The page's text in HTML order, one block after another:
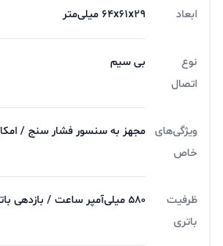
ابعاد ۶۴x۶۱x۲۹ میلی‌متر
نوع
اتصال
بی‌ سیم
ویژگی‌های
خاص
مجهز به سنسور فشار سنج /
ظرفیت
باتری
۵۸۰ میلی‌آمپر ساعت / بازدهی باتری تا 40 ساعت